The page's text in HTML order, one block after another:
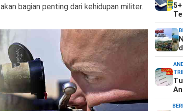
bagian penting dari kehidupan militer.